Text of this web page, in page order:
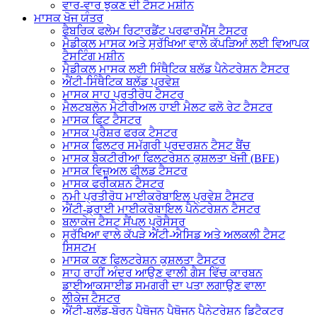
ਵਾਰ-ਵਾਰ ਝੁਕਣ ਦੀ ਟੈਸਟ ਮਸ਼ੀਨ
ਮਾਸਕ ਖੋਜ ਯੰਤਰ
ਫੈਬਰਿਕ ਫਲੇਮ ਰਿਟਾਰਡੈਂਟ ਪਰਫਾਰਮੈਂਸ ਟੈਸਟਰ
ਮੈਡੀਕਲ ਮਾਸਕ ਅਤੇ ਸੁਰੱਖਿਆ ਵਾਲੇ ਕੱਪੜਿਆਂ ਲਈ ਵਿਆਪਕ
ਟੈਸਟਿੰਗ ਮਸ਼ੀਨ
ਮੈਡੀਕਲ ਮਾਸਕ ਲਈ ਸਿੰਥੈਟਿਕ ਬਲੱਡ ਪੈਨੇਟਰੇਸ਼ਨ ਟੈਸਟਰ
ਐਂਟੀ-ਸਿੰਥੈਟਿਕ ਬਲੱਡ ਪ੍ਰਵੇਸ਼
ਮਾਸਕ ਸਾਹ ਪ੍ਰਤੀਰੋਧ ਟੈਸਟਰ
ਮੈਲਟਬਲੋਨ ਮੈਟੀਰੀਅਲ ਹਾਈ ਮੈਲਟ ਫਲੋ ਰੇਟ ਟੈਸਟਰ
ਮਾਸਕ ਫਿਟ ਟੈਸਟਰ
ਮਾਸਕ ਪ੍ਰੈਸ਼ਰ ਫਰਕ ਟੈਸਟਰ
ਮਾਸਕ ਫਿਲਟਰ ਸਮੱਗਰੀ ਪ੍ਰਦਰਸ਼ਨ ਟੈਸਟ ਬੈਂਚ
ਮਾਸਕ ਬੈਕਟੀਰੀਆ ਫਿਲਟਰੇਸ਼ਨ ਕੁਸ਼ਲਤਾ ਖੋਜੀ (BFE)
ਮਾਸਕ ਵਿਜ਼ੂਅਲ ਫੀਲਡ ਟੈਸਟਰ
ਮਾਸਕ ਫਰੀਕਸ਼ਨ ਟੈਸਟਰ
ਨਮੀ ਪ੍ਰਤੀਰੋਧ ਮਾਈਕਰੋਬਾਇਲ ਪ੍ਰਵੇਸ਼ ਟੈਸਟਰ
ਐਂਟੀ-ਡ੍ਰਾਈ ਮਾਈਕਰੋਬਾਇਲ ਪੈਨੇਟਰੇਸ਼ਨ ਟੈਸਟਰ
ਬਲਾਕੇਜ ਟੈਸਟ ਸੈਂਪਲ ਪ੍ਰੋਸੈਸਰ
ਸੁਰੱਖਿਆ ਵਾਲੇ ਕੱਪੜੇ ਐਂਟੀ-ਐਸਿਡ ਅਤੇ ਅਲਕਲੀ ਟੈਸਟ
ਸਿਸਟਮ
ਮਾਸਕ ਕਣ ਫਿਲਟਰੇਸ਼ਨ ਕੁਸ਼ਲਤਾ ਟੈਸਟਰ
ਸਾਹ ਰਾਹੀਂ ਅੰਦਰ ਆਉਣ ਵਾਲੀ ਗੈਸ ਵਿੱਚ ਕਾਰਬਨ
ਡਾਈਆਕਸਾਈਡ ਸਮਗਰੀ ਦਾ ਪਤਾ ਲਗਾਉਣ ਵਾਲਾ
ਲੀਕੇਜ ਟੈਸਟਰ
ਐਂਟੀ-ਬਲੱਡ-ਬੋਰਨ ਪੈਥੋਜਨ ਪੈਥੋਜਨ ਪੈਨੇਟਰੇਸ਼ਨ ਡਿਟੈਕਟਰ